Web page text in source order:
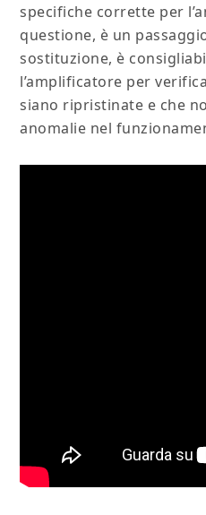
specifiche corrette per
questione, è un
sostituzione, è
l’amplificatore per
siano ripristinate e che
anomalie nel